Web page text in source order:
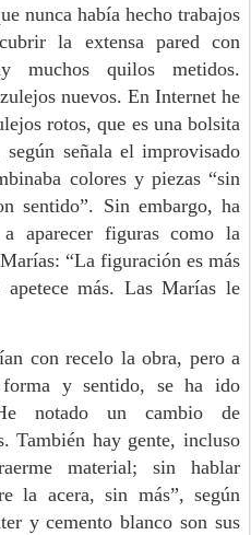
nunca había hecho trabajos
la extensa pared con
muchos quilos metidos.
nuevos. En Internet he
rotos, que es una bolsita
según señala el improvisado
colores y piezas “sin
sentido”. Sin embargo, ha
aparecer figuras como la
“La figuración es más
más. Las Marías le
con recelo la obra, pero a
y sentido, se ha ido
notado un cambio de
También hay gente, incluso
material; sin hablar
la acera, sin más”, según
y cemento blanco son sus